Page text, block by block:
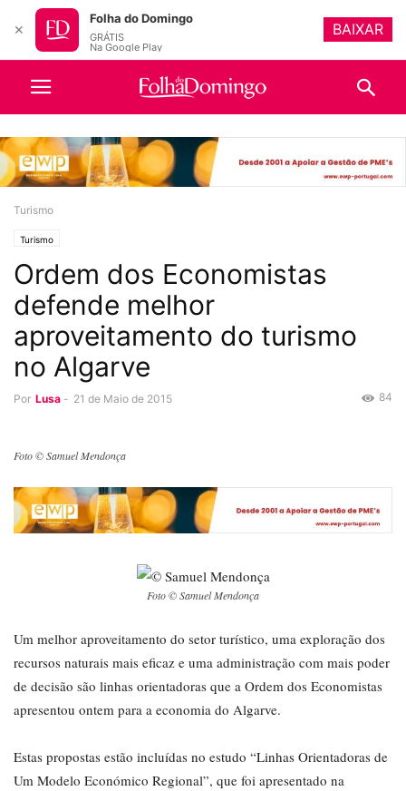
Turismo
Turismo
Ordem dos Economistas
defende melhor
aproveitamento do turismo
no Algarve
Por Lusa - 21 de Maio de 2015 84
Foto © Samuel Mendonça
Foto © Samuel Mendonça
Um melhor aproveitamento do setor turístico, uma exploração dos
recursos naturais mais eficaz e uma administração com mais poder
de decisão são linhas orientadoras que a Ordem dos Economistas
apresentou ontem para a economia do Algarve.
Estas propostas estão incluídas no estudo “Linhas Orientadoras de
Um Modelo Económico Regional”, que foi apresentado na
✕
Folha do Domingo
GRÁTIS
Na Google Play
BAIXAR